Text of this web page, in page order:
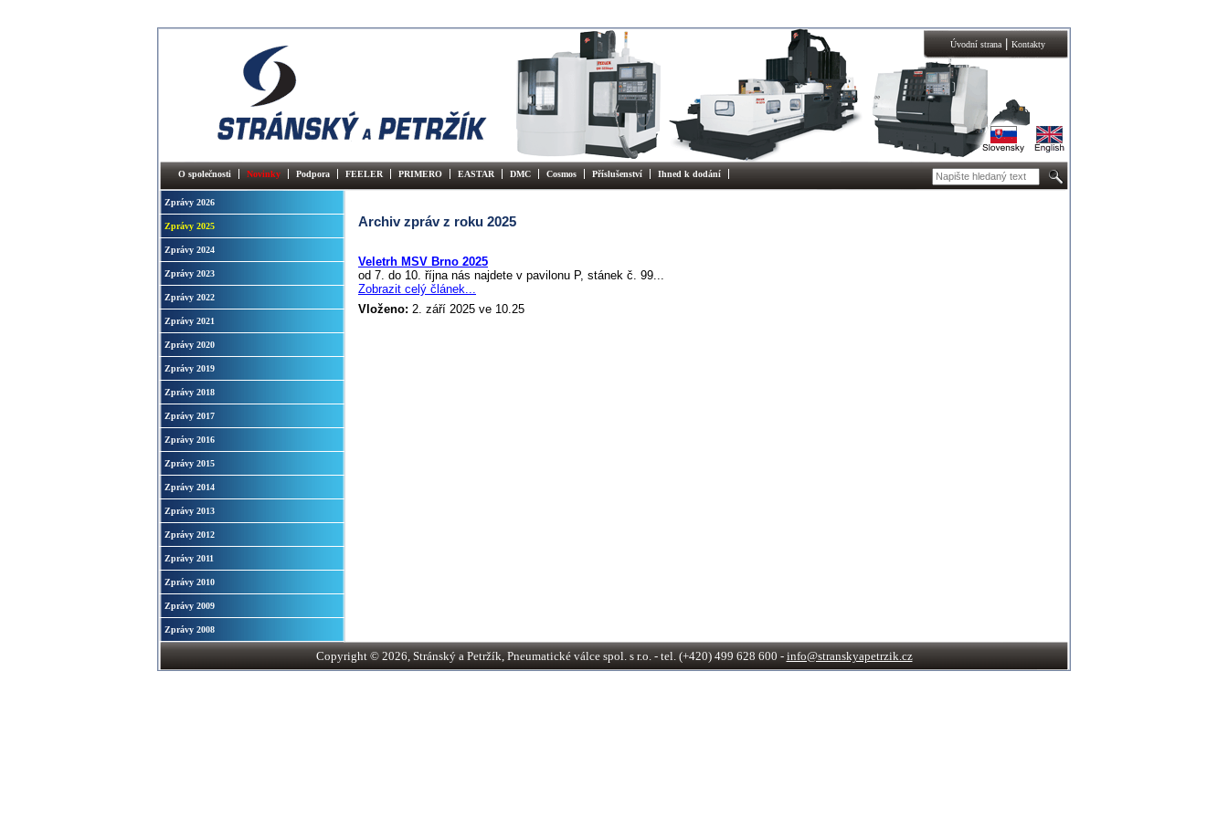
Úvodní strana| Kontakty
O společnosti Novinky Podpora FEELER PRIMERO EASTAR DMC Cosmos Příslušenství Ihned k dodání
Zprávy 2026
Zprávy 2025
Zprávy 2024
Zprávy 2023
Zprávy 2022
Zprávy 2021
Zprávy 2020
Zprávy 2019
Zprávy 2018
Zprávy 2017
Zprávy 2016
Zprávy 2015
Zprávy 2014
Zprávy 2013
Zprávy 2012
Zprávy 2011
Zprávy 2010
Zprávy 2009
Zprávy 2008
Archiv zpráv z roku 2025
Veletrh MSV Brno 2025
od 7. do 10. října nás najdete v pavilonu P, stánek č. 99...
Zobrazit celý článek...
Vloženo: 2. září 2025 ve 10.25
Copyright © 2026, Stránský a Petržík, Pneumatické válce spol. s r.o. - tel. (+420) 499 628 600 - info@stranskyapetrzik.cz